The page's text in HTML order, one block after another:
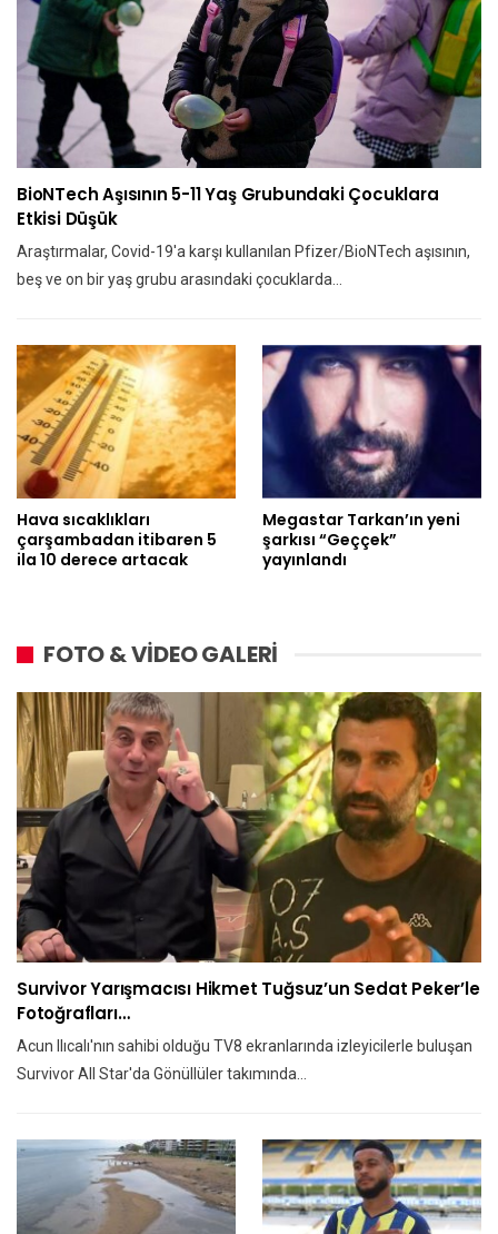
BioNTech Aşısının 5-11 Yaş Grubundaki Çocuklara
Etkisi Düşük
Araştırmalar, Covid-19'a karşı kullanılan Pfizer/BioNTech aşısının,
beş ve on bir yaş grubu arasındaki çocuklarda…
Hava sıcaklıkları
çarşambadan itibaren 5
ila 10 derece artacak
Megastar Tarkan’ın yeni
şarkısı “Geççek”
yayınlandı
FOTO & VİDEO GALERİ
Survivor Yarışmacısı Hikmet Tuğsuz’un Sedat Peker’le
Fotoğrafları…
Acun Ilıcalı'nın sahibi olduğu TV8 ekranlarında izleyicilerle buluşan
Survivor All Star'da Gönüllüler takımında…